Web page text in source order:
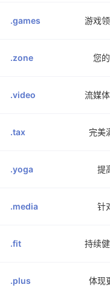
.games 游戏
.zone 您
.video 流媒
.tax 完美
.yoga 提
.media 针
.fit 持续
.plus 体现